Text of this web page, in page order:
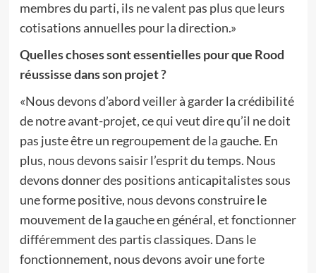
membres du parti, ils ne valent pas plus que leurs
cotisations annuelles pour la direction.»
Quelles choses sont essentielles pour que Rood
réussisse dans son projet ?
«Nous devons d’abord veiller à garder la crédibilité
de notre avant-projet, ce qui veut dire qu’il ne doit
pas juste être un regroupement de la gauche. En
plus, nous devons saisir l’esprit du temps. Nous
devons donner des positions anticapitalistes sous
une forme positive, nous devons construire le
mouvement de la gauche en général, et fonctionner
différemment des partis classiques. Dans le
fonctionnement, nous devons avoir une forte